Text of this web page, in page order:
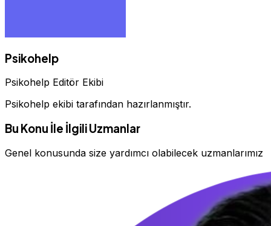
Psikohelp
Psikohelp Editör Ekibi
Psikohelp ekibi tarafından hazırlanmıştır.
Bu Konu İle İlgili Uzmanlar
Genel konusunda size yardımcı olabilecek uzmanlarımız